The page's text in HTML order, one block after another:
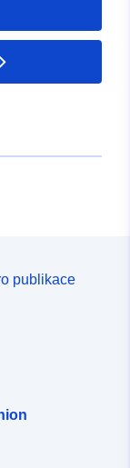
publikace